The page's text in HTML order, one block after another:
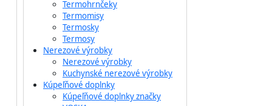
Termohrnčeky
Termomisy
Termosky
Termosy
Nerezové výrobky
Nerezové výrobky
Kuchynské nerezové výrobky
Kúpeľňové doplnky
Kúpeľňové doplnky značky